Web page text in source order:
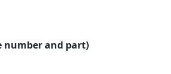
number and part)